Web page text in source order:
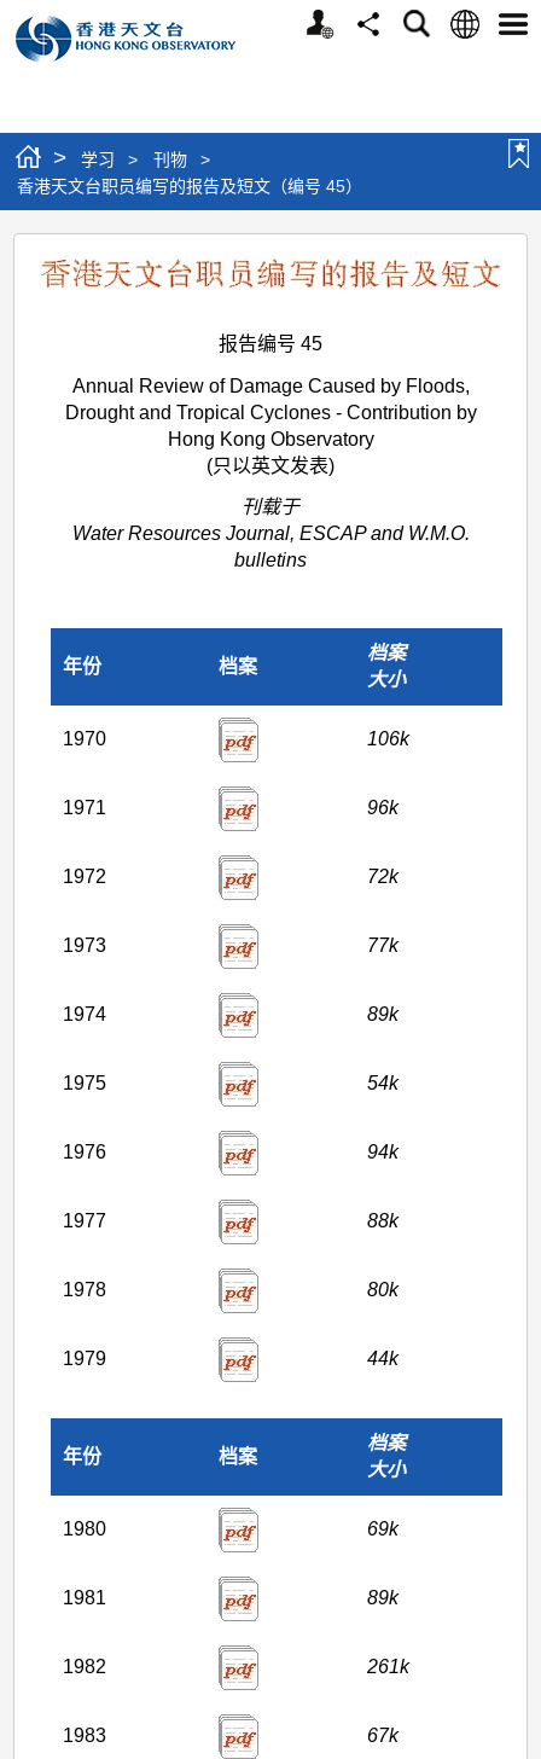
个
分
搜
语
选
> 学习 > 刊物
>
香港天文台职员编写的报告及短文（编号 45）
香
港
（编
45）
报告编号 45
Annual Review of Damage Caused by Floods,
Drought and Tropical Cyclones - Contribution by
Hong Kong Observatory
(只以英文发表)
刊载于
Water Resources Journal, ESCAP and W.M.O.
bulletins
年份 档案
档案
大小
1970 106k
1971 96k
1972 72k
1973 77k
1974 89k
1975 54k
1976 94k
1977 88k
1978 80k
1979 44k
年份 档案
档案
大小
1980 69k
1981 89k
1982 261k
1983 67k